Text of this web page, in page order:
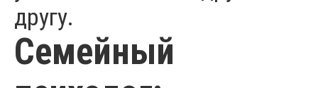
другу.
Семейный